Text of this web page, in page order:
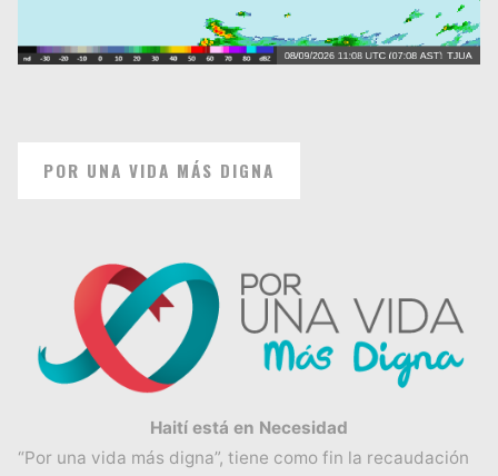
POR UNA VIDA MÁS DIGNA
Haití está en Necesidad
“Por una vida más digna”, tiene como fin la recaudación